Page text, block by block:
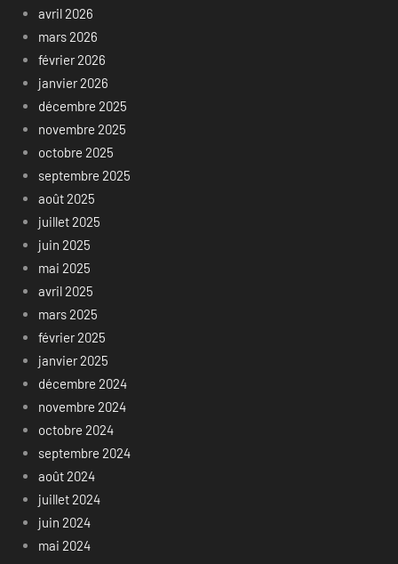
avril 2026
mars 2026
février 2026
janvier 2026
décembre 2025
novembre 2025
octobre 2025
septembre 2025
août 2025
juillet 2025
juin 2025
mai 2025
avril 2025
mars 2025
février 2025
janvier 2025
décembre 2024
novembre 2024
octobre 2024
septembre 2024
août 2024
juillet 2024
juin 2024
mai 2024